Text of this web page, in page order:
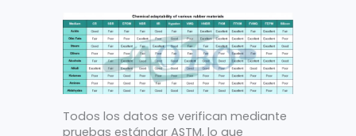
Todos los datos se verifican mediante
pruebas estándar ASTM, lo que